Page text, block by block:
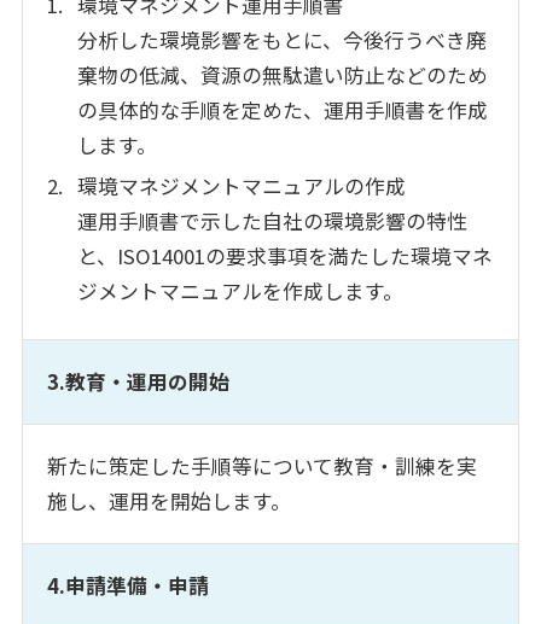
分析した環境影響をもとに、今後行うべき廃
棄物の低減、資源の無駄遣い防止などのため
の具体的な手順を定めた、運用手順書を作成
します。
環境マネジメントマニュアルの作成
運用手順書で示した自社の環境影響の特性
と、ISO14001の要求事項を満たした環境マネ
ジメントマニュアルを作成します。
3.教育・運用の開始
新たに策定した手順等について教育・訓練を実
施し、運用を開始します。
4.申請準備・申請